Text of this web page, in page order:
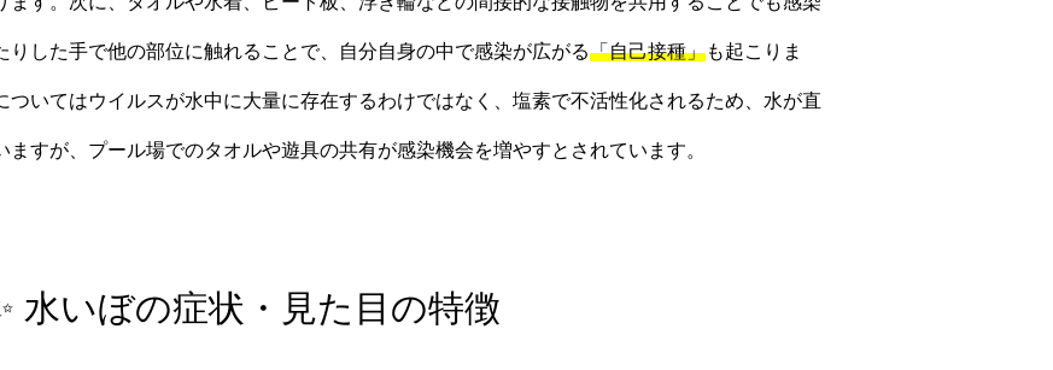
りした手で他の部位に触れることで、自分自身の中で感染が広がる「自己接種」も起こりま
いてはウイルスが水中に大量に存在するわけではなく、塩素で不活性化されるため、水が直
すが、プール場でのタオルや遊具の共有が感染機会を増やすとされています。
水いぼの症状・見た目の特徴